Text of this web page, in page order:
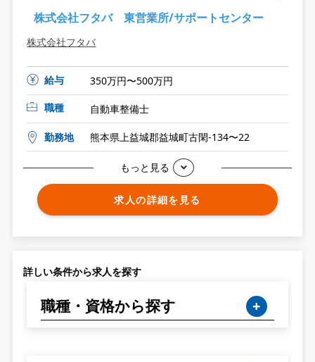
株式会社フタバ 東営業所/サポートセンター
株式会社フタバ
給与
350万円〜500万円
職種
自動車整備士
勤務地 熊本県上益城郡益城町古閑-134〜22
もっと見る
求人の詳細を見る
詳しい条件から求人を探す
職種・資格から探す